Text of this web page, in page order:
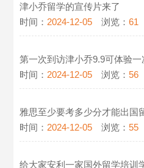
津小乔留学的宣传片来了
时间： 2024-12-05 浏览：61
第一次到访津小乔9.9可体验
时间： 2024-12-05 浏览：56
雅思至少要考多少分才能出国
时间： 2024-12-05 浏览：55
给大家安利一家国外留学培训